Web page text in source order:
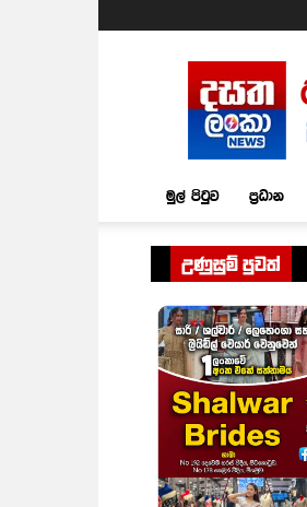
මුල් පිටුව ප්‍රධාන
උණුසුම් පුවත්